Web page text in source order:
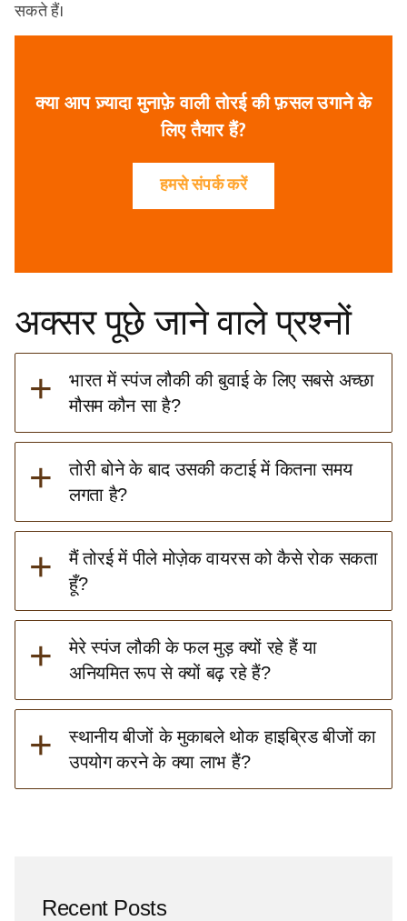
सकते हैं।
क्या आप ज़्यादा मुनाफ़े वाली तोरई की फ़सल उगाने के
लिए तैयार हैं?
हमसे संपर्क करें
अक्सर पूछे जाने वाले प्रश्नों
+
भारत में स्पंज लौकी की बुवाई के लिए सबसे अच्छा
मौसम कौन सा है?
+
तोरी बोने के बाद उसकी कटाई में कितना समय
लगता है?
+
मैं तोरई में पीले मोज़ेक वायरस को कैसे रोक सकता
हूँ?
+
मेरे स्पंज लौकी के फल मुड़ क्यों रहे हैं या
अनियमित रूप से क्यों बढ़ रहे हैं?
+
स्थानीय बीजों के मुकाबले थोक हाइब्रिड बीजों का
उपयोग करने के क्या लाभ हैं?
Recent Posts